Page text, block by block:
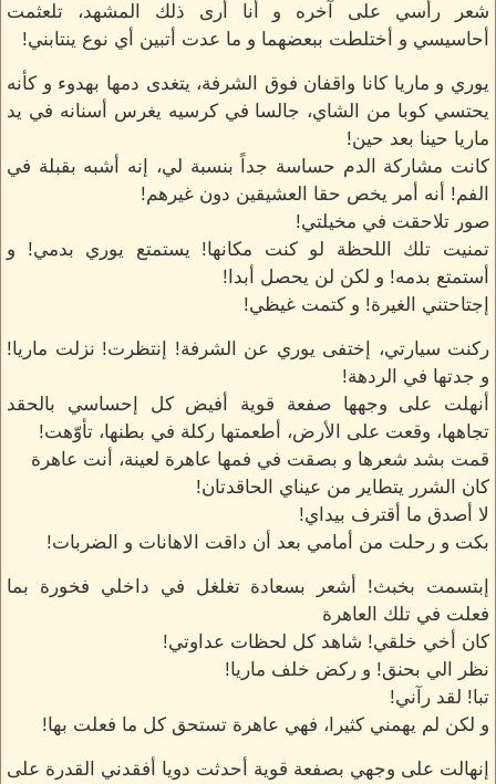
شعر رأسي على آخره و أنا أرى ذلك المشهد، تلعثمت
أحاسيسي و أختلطت ببعضهما و ما عدت أتبين أي نوع ينتابني!
يوري و ماريا كانا واقفان فوق الشرفة، يتغدى دمها بهدوء و كأنه
يحتسي كوبا من الشاي، جالسا في كرسيه يغرس أسنانه في يد
ماريا حينا بعد حين!
كانت مشاركة الدم حساسة جداً بنسبة لي، إنه أشبه بقبلة في
الفم! أنه أمر يخص حقا العشيقين دون غيرهم!
صور تلاحقت في مخيلتي!
تمنيت تلك اللحظة لو كنت مكانها! يستمتع يوري بدمي! و
أستمتع بدمه! و لكن لن يحصل أبدا!
إجتاحتني الغيرة! و كتمت غيظي!
ركنت سيارتي، إختفى يوري عن الشرفة! إنتظرت! نزلت ماريا!
و جدتها في الردهة!
أنهلت على وجهها صفعة قوية أفيض كل إحساسي بالحقد
تجاهها، وقعت على الأرض، أطعمتها ركلة في بطنها، تأوّهت!
قمت بشد شعرها و بصقت في فمها عاهرة لعينة، أنت عاهرة
كان الشرر يتطاير من عيناي الحاقدتان!
لا أصدق ما أقترف بيداي!
بكت و رحلت من أمامي بعد أن داقت الاهانات و الضربات!
إبتسمت بخبث! أشعر بسعادة تغلغل في داخلي فخورة بما
فعلت في تلك العاهرة
كان أخي خلقي! شاهد كل لحظات عداوتي!
نظر الي بحنق! و ركض خلف ماريا!
تبا! لقد رآني!
و لكن لم يهمني كثيرا، فهي عاهرة تستحق كل ما فعلت بها!
إنهالت على وجهي بصفعة قوية أحدثت دويا أفقدني القدرة على